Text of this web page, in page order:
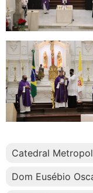
Catedral
Dom Eusébio